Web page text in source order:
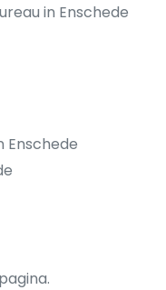
in Enschede